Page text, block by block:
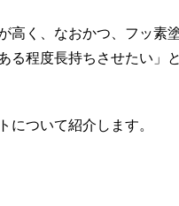
高く、なおかつ、フッ素
る程度長持ちさせたい」
について紹介します。